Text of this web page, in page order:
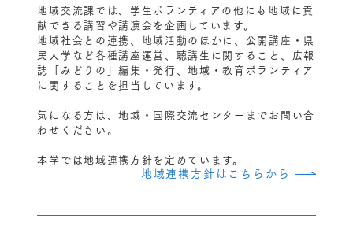
地域交流課では、学生ボランティアの他にも地域に貢
献できる講習や講演会を企画しています。
地域社会との連携、地域活動のほかに、公開講座・県
民大学など各種講座運営、聴講生に関すること、広報
誌「みどりの」編集・発行、地域・教育ボランティア
に関することを担当しています。
気になる方は、地域・国際交流センターまでお問い合
わせください。
本学では地域連携方針を定めています。
地域連携方針はこちらから